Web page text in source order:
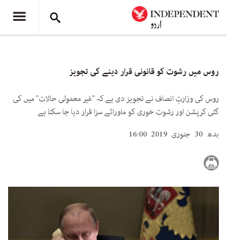
روس میں رشوت کو قانونی قرار دینے کی تجویز
روس کی وزارتِ انصاف نے تجویز دی ہے کہ "غیر معمولی حالات" میں کی
گئی کرپشن اور رشوت خوری کو ماورائے سزا قرار دیا جا سکتا ہے
بدھ 30 جنوری 2019 16:00